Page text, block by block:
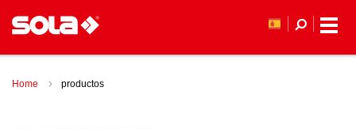
Home productos